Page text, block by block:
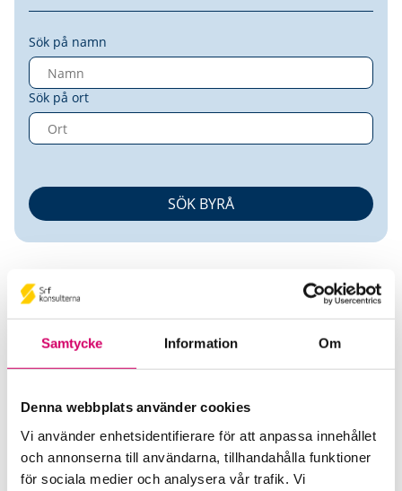
Samtycke Information Om
Denna webbplats använder cookies
Vi använder enhetsidentifierare för att anpassa innehållet
och annonserna till användarna, tillhandahålla funktioner
för sociala medier och analysera vår trafik. Vi
Sök på namn
Sök på ort
ViRedo AB
Stockholm